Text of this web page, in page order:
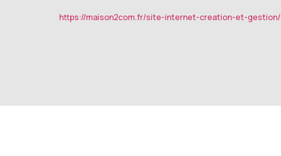
https://maison2com.fr/site-internet-creation-et-gestion/